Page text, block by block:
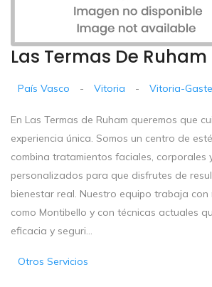
Las Termas De Ruham
País Vasco - Vitoria - Vitoria-
En Las Termas de Ruham queremos que
experiencia única. Somos un centro de
combina tratamientos faciales, corporales
personalizados para que disfrutes de
bienestar real. Nuestro equipo trabaja
como Montibello y con técnicas actuales
eficacia y seguri...
Otros Servicios